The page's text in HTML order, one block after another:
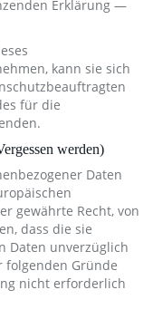
Erklärung —
kann sie sich
für die
werden)
Daten
gewährte Recht, von
dass die sie
Daten unverzüglich
folgenden Gründe
nicht erforderlich